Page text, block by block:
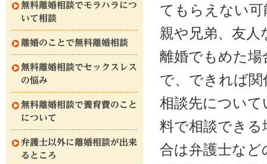
無料離婚相談でモラハラにつ
いて相談
離婚のことで無料離婚相談
無料離婚相談でセックスレス
の悩み
無料離婚相談で養育費のこと
について
弁護士以外に離婚相談が出来
るところ
てもらえない
親や兄弟、友
離婚でもめた
で、できれば
相談先につい
料で相談でき
合は弁護士な